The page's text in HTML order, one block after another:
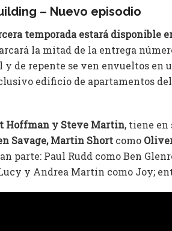
– Nuevo episodio
temporada estará disponible
la mitad de la entrega
y de repente se ven envueltos en
edificio de apartamentos
Hoffman y Steve Martin, tiene
Savage, Martin Short como
parte: Paul Rudd como Ben
y Andrea Martin como Joy;